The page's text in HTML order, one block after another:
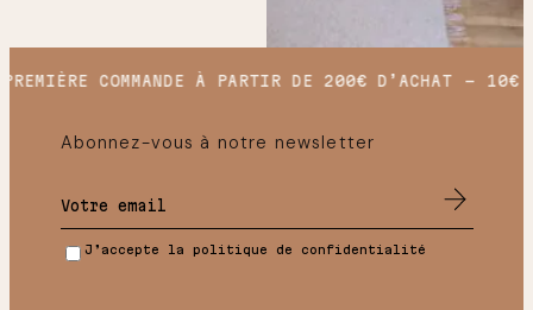
COMMANDE À PARTIR DE 200€ D’ACHAT 10€
Abonnez-vous à notre newsletter
J’accepte la politique de confidentialité